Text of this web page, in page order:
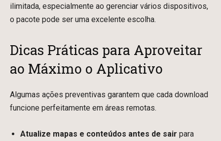
ilimitada, especialmente ao gerenciar vários dispositivos,
o pacote pode ser uma excelente escolha.
Dicas Práticas para Aproveitar
ao Máximo o Aplicativo
Algumas ações preventivas garantem que cada download
funcione perfeitamente em áreas remotas.
Atualize mapas e conteúdos antes de sair para